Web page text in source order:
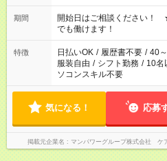
場合、他のお仕事と合わせ
ん ※法令に基づき、週20時
となります ※労働者派遣法（
短時間・短期間の就業はご
期間
開始日はご相談ください
でも働けます！
特徴 日払いOK / 履歴書不要 / 40
服装自由 / シフト勤務 / 10名
ソコンスキル不要
気になる！ 応募
掲載元企業名 マンパワーグループ株式会社 ケ